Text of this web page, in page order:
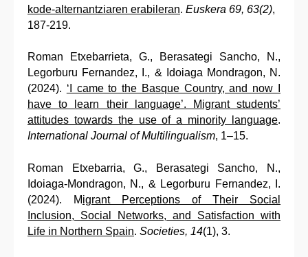
kode-alternantziaren erabileran. Euskera 69, 63(2),
187-219.
Roman Etxebarrieta, G., Berasategi Sancho, N.,
Legorburu Fernandez, I., & Idoiaga Mondragon, N.
(2024). ‘I came to the Basque Country, and now I
have to learn their language’. Migrant students’
attitudes towards the use of a minority language.
International Journal of Multilingualism, 1–15.
Roman Etxebarria, G., Berasategi Sancho, N.,
Idoiaga-Mondragon, N., & Legorburu Fernandez, I.
(2024). Migrant Perceptions of Their Social
Inclusion, Social Networks, and Satisfaction with
Life in Northern Spain. Societies, 14(1), 3.